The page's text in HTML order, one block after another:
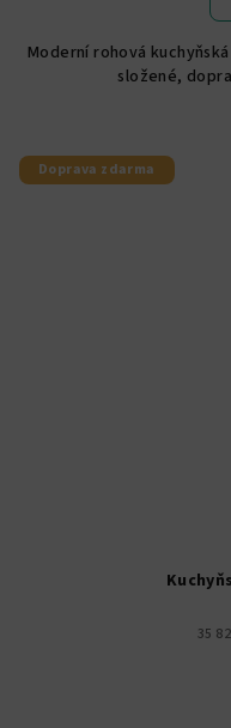
Moderní rohová
složené,
Doprava zdarma
35